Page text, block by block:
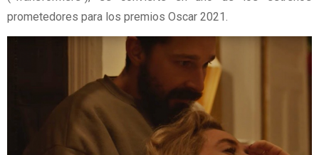
prometedores para los premios Oscar 2021.